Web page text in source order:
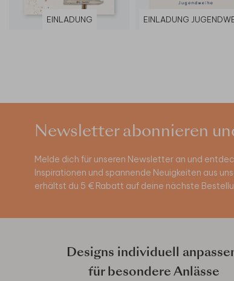
EINLADUNG EINLADUNG
Newsletter abonnieren
Melde dich für unseren Newsletter an und
Inspirationen und spannende Neuigkeiten aus
erhältst du 5 € Rabatt auf deine nächste
Designs individuell
für besondere Anlässe